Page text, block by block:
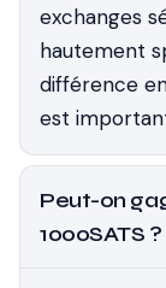
exchanges
hautement
différence
est
Peut-on
1000SATS ?